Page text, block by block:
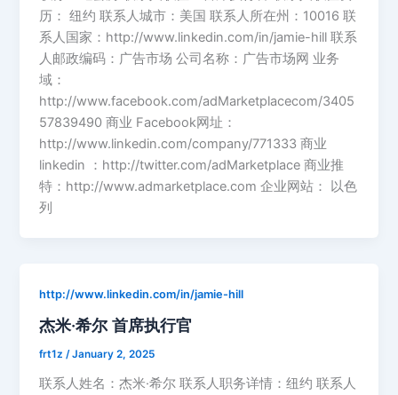
历： 纽约 联系人城市：美国 联系人所在州：10016 联
系人国家：http://www.linkedin.com/in/jamie-hill 联系
人邮政编码：广告市场 公司名称：广告市场网 业务
域：
http://www.facebook.com/adMarketplacecom/3405
57839490 商业 Facebook网址：
http://www.linkedin.com/company/771333 商业
linkedin ：http://twitter.com/adMarketplace 商业推
特：http://www.admarketplace.com 企业网站： 以色
列
http://www.linkedin.com/in/jamie-hill
杰米·希尔 首席执行官
frt1z /January 2, 2025
联系人姓名：杰米·希尔 联系人职务详情：纽约 联系人